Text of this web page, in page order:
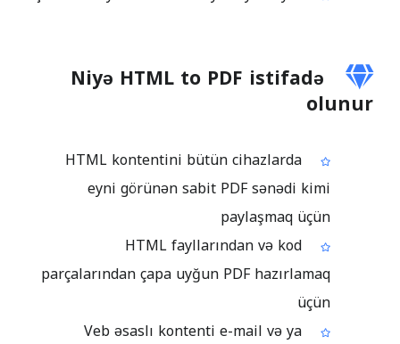
Niyə HTML to PDF istifadə
olunur
HTML kontentini bütün cihazlarda
eyni görünən sabit PDF sənədi kimi
paylaşmaq üçün
HTML fayllarından və kod
parçalarından çapa uyğun PDF hazırlamaq
üçün
Veb əsaslı kontenti e-mail və ya